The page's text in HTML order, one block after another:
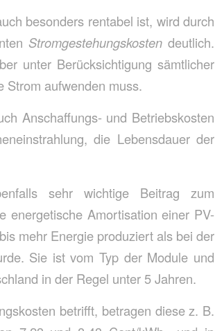
besonders rentabel ist, wird durch
Stromgestehungskostendeutlich.
unter Berücksichtigung sämtlicher
Strom aufwenden muss.
Anschaffungs- und Betriebskosten
die Lebensdauer der
sehr wichtige Beitrag zum
energetische Amortisation einer PV-
mehr Energie produziert als bei der
Sie ist vom Typ der Module und
in der Regel unter 5 Jahren.
betrifft, betragen diese z. B.